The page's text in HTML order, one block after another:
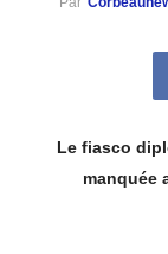
Le fiasco
manquée